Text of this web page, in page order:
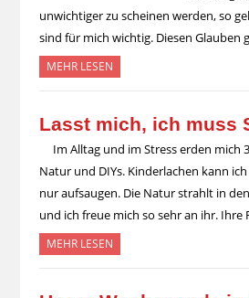
unwichtiger zu scheinen werden, so
sind für mich wichtig. Diesen Glauben
MEHR LESEN
Lasst mich, ich muss
Im Alltag und im Stress erden mich
Natur und DIYs. Kinderlachen kann
nur aufsaugen. Die Natur strahlt in
und ich freue mich so sehr an ihr. Ihre
MEHR LESEN